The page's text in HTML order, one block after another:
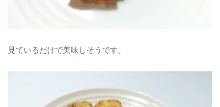
見ているだけで美味しそうです。